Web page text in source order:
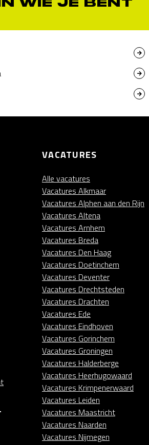
VACATURES
Alle vacatures
Vacatures Alkmaar
Vacatures Alphen aan den Rijn
Vacatures Altena
Vacatures Arnhem
Vacatures Breda
Vacatures Den Haag
Vacatures Doetinchem
Vacatures Deventer
Vacatures Drechtsteden
Vacatures Drachten
Vacatures Ede
Vacatures Eindhoven
Vacatures Gorinchem
Vacatures Groningen
Vacatures Halderberge
Vacatures Heerhugowaard
Vacatures Krimpenerwaard
Vacatures Leiden
Vacatures Maastricht
Vacatures Naarden
Vacatures Nijmegen